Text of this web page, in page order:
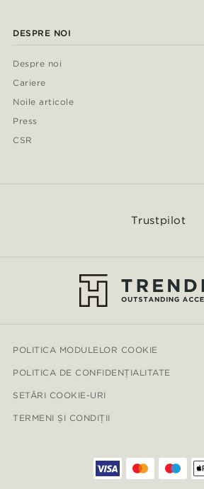
DESPRE NOI
Despre noi
Cariere
Noile articole
Press
CSR
Trustpilot
POLITICA MODULELOR COOKIE
POLITICA DE CONFIDENȚIALITATE
SETĂRI COOKIE-URI
TERMENI ȘI CONDIȚII